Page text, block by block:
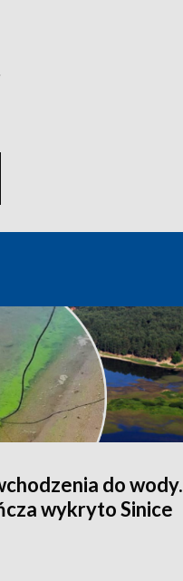
do wody.
wykryto Sinice